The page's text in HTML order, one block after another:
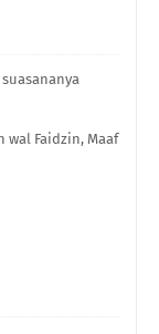
wal Faidzin, Maaf